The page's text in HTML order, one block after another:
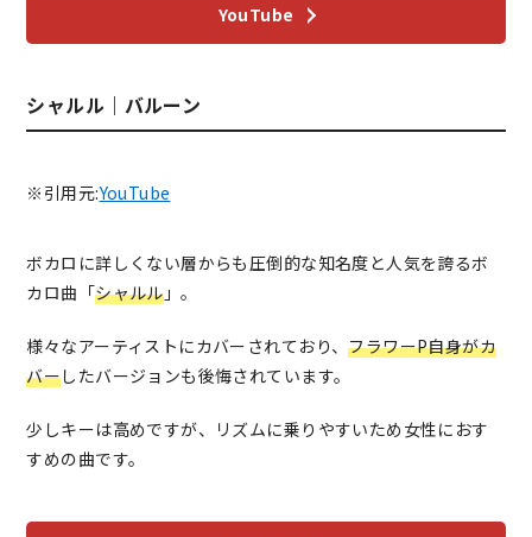
YouTube
シャルル｜バルーン
※引用元:YouTube
ボカロに詳しくない層からも圧倒的な知名度と人気を誇るボ
カロ曲「シャルル」。
様々なアーティストにカバーされており、フラワーP自身がカ
バーしたバージョンも後悔されています。
少しキーは高めですが、リズムに乗りやすいため女性におす
すめの曲です。